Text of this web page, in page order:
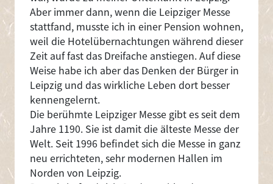
Aber immer dann, wenn die Leipziger Messe
stattfand, musste ich in einer Pension wohnen,
weil die Hotelübernachtungen während dieser
Zeit auf fast das Dreifache anstiegen. Auf diese
Weise habe ich aber das Denken der Bürger in
Leipzig und das wirkliche Leben dort besser
kennengelernt.
Die berühmte Leipziger Messe gibt es seit dem
Jahre 1190. Sie ist damit die älteste Messe der
Welt. Seit 1996 befindet sich die Messe in ganz
neu errichteten, sehr modernen Hallen im
Norden von Leipzig.